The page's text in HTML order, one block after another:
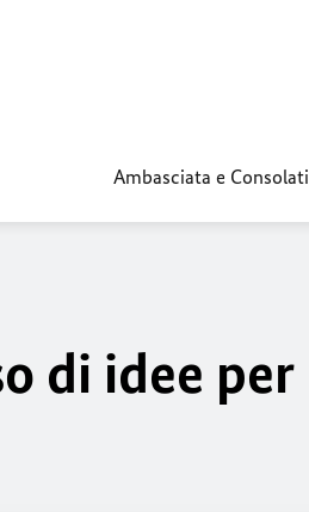
Ambasciata e Consolati
di idee per